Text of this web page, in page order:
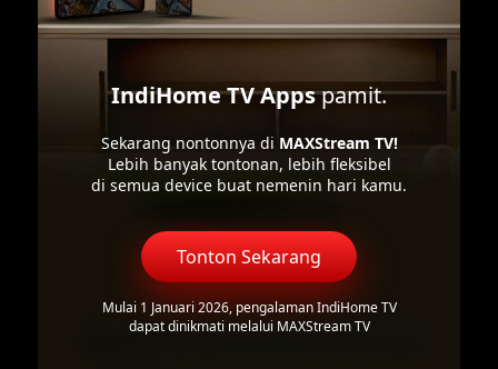
IndiHome TV Appspamit.
Sekarang nontonnya di MAXStream TV!
Lebih banyak tontonan, lebih fleksibel
di semua device buat nemenin hari kamu.
Tonton Sekarang
Mulai 1 Januari 2026, pengalaman IndiHome TV
dapat dinikmati melalui MAXStream TV